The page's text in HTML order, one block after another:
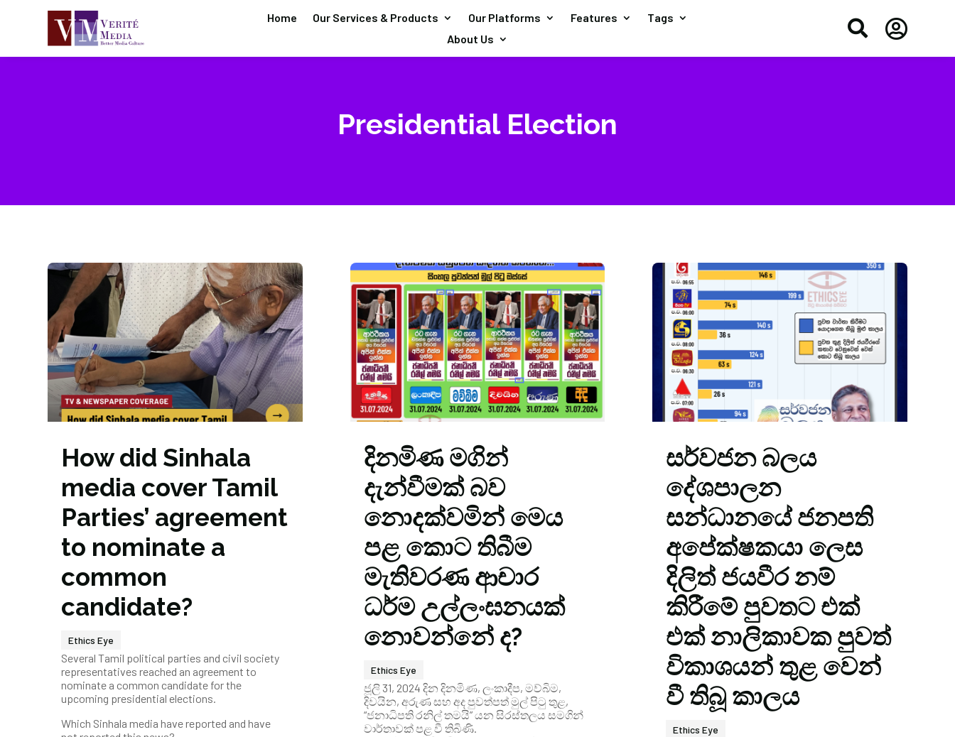
Home Our Services & Products Our Platforms Features
Tags
About Us
 
Presidential Election
How did Sinhala
media cover Tamil
Parties’ agreement
to nominate a
common
candidate?
Ethics Eye
Several Tamil political parties and civil society
representatives reached an agreement to
nominate a common candidate for the
upcoming presidential elections.
Which Sinhala media have reported and have
දිනමිණ මගින්
දැන්වීමක් බව
නොදක්වමින් මෙය
පළ කොට තිබීම
මැතිවරණ ආචාර
ධර්ම උල්ලංඝනයක්
නොවන්නේ ද?
Ethics Eye
ජූලි 31, 2024 දින දිනමිණ, ලංකාදීප, මව්බිම,
දිවයින, අරුණ සහ අද පුවත්පත් මුල් පිටු තුළ,
“ජනාධිපති රනිල් තමයි” යන සිරස්තලය සමගින්
වාර්තාවක් පළ වී තිබිණි.
සර්වජන බලය
දේශපාලන
සන්ධානයේ ජනපති
අපේක්ෂකයා ලෙස
දිලිත් ජයවීර නම්
කිරීමේ පුවතට එක්
එක් නාලිකාවක පුවත්
විකාශයන් තුළ වෙන්
වී තිබූ කාලය
Ethics Eye